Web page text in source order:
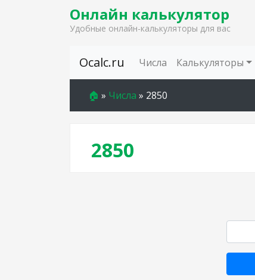
Онлайн калькулятор
Удобные онлайн-калькуляторы для вас
Ocalc.ru Числа Калькуляторы
🏠 » Числа » 2850
2850